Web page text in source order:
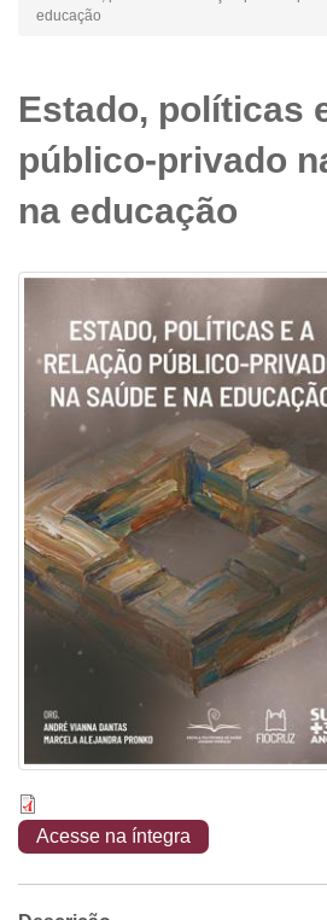
educação
Estado, políticas
público-privado
na educação
Acesse na íntegra